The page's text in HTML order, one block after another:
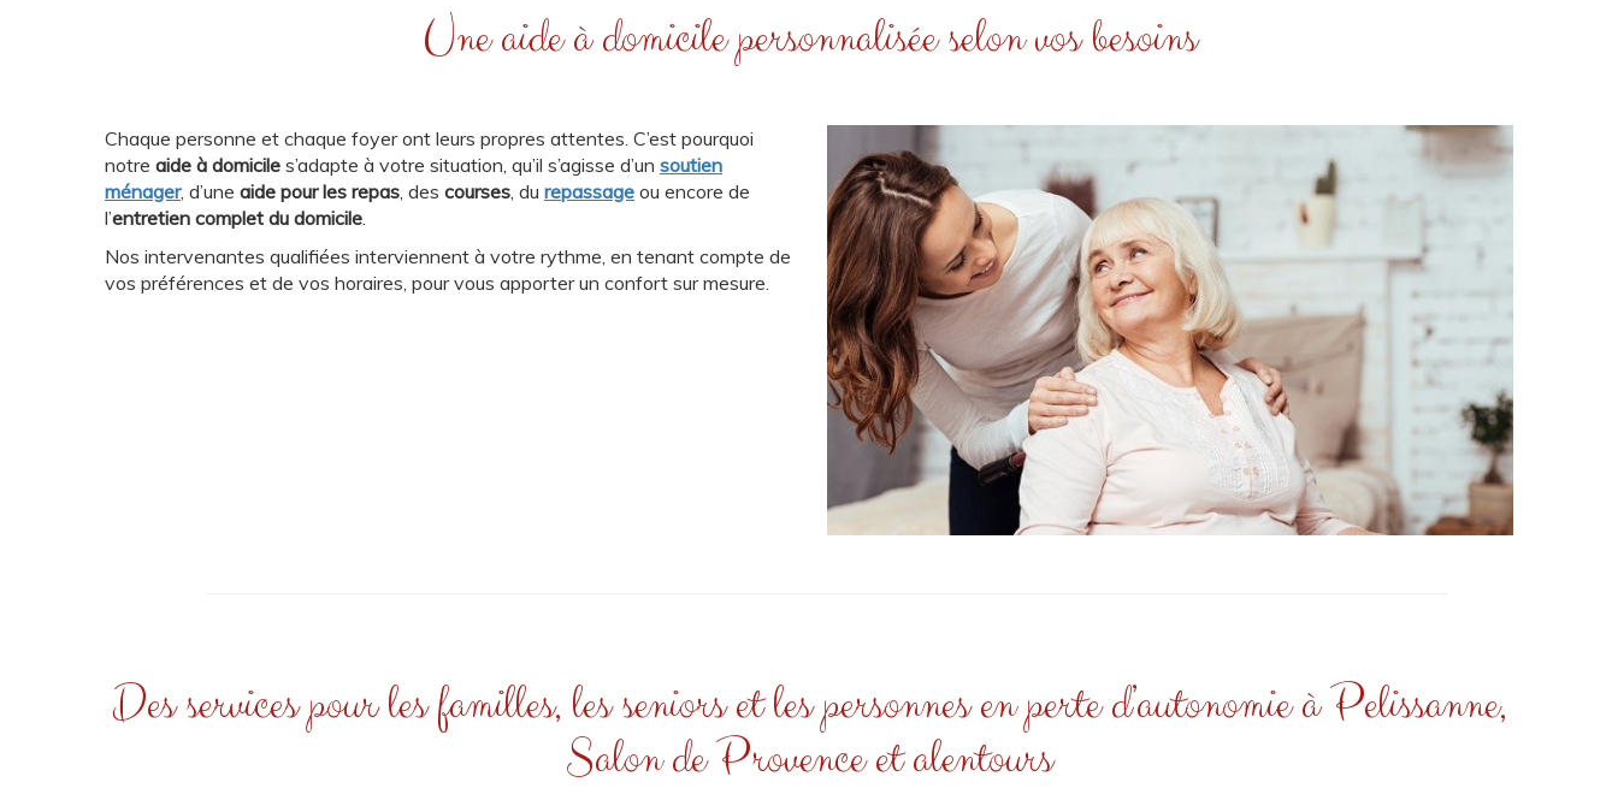
Une aide à domicile personnalisée selon vos besoins
Chaque personne et chaque foyer ont leurs propres attentes. C’est pourquoi
notre aide à domicile s’adapte à votre situation, qu’il s’agisse d’un soutien
ménager, d’une aide pour les repas, des courses, du repassage ou encore de
l’entretien complet du domicile.
Nos intervenantes qualifiées interviennent à votre rythme, en tenant compte de
vos préférences et de vos horaires, pour vous apporter un confort sur mesure.
Des services pour les familles, les seniors et les personnes en perte d’autonomie à Pelissanne,
Salon de Provence et alentours